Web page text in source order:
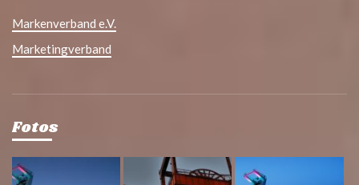
Markenverband e.V.
Marketingverband
Fotos